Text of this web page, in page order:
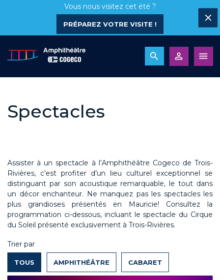
Vous nous visitez cet été ?
PRÉPAREZ VOTRE VISITE !
Spectacles
Assister à un spectacle à l’Amphithéâtre Cogeco de Trois-
Rivières, c’est profiter d’un lieu culturel exceptionnel se
distinguant par son acoustique remarquable, le tout dans
un décor enchanteur. Ne manquez pas les spectacles les
plus grandioses présentés en Mauricie! Consultez la
programmation ci-dessous, incluant le spectacle du Cirque
du Soleil présenté exclusivement à Trois-Rivières.
Trier par
TOUS AMPHITHÉÂTRE CABARET